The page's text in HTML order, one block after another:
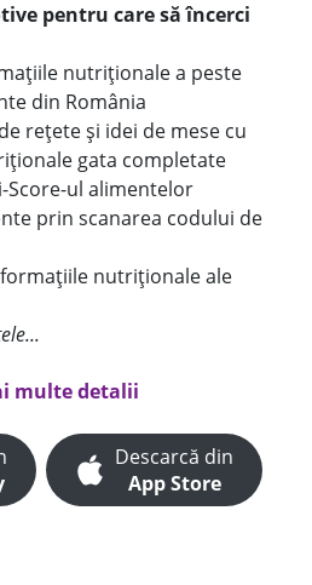
pentru care să încerci
nutriționale a peste
din România
rețete și idei de mese cu
gata completate
Score-ul alimentelor
prin scanarea codului de
nutriționale ale
multe detalii
Descarcă din
App Store